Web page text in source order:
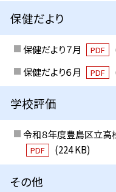
保健だより
保健だより７月 PDF
保健だより６月
PDF
学校評価
令和８年度豊島区立高
PDF (224 KB)
その他